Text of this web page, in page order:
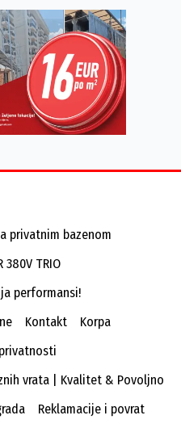
privatnim bazenom
380V TRIO
performansi!
Kontakt
Korpa
vrata | Kvalitet & Povoljno
Reklamacije i povrat